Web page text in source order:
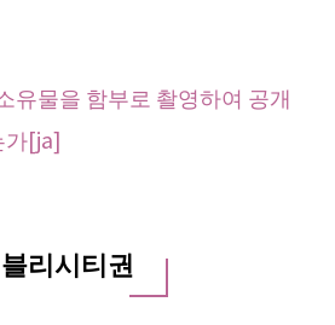
유물을 함부로 촬영하여 공개
가[ja]
리시티권